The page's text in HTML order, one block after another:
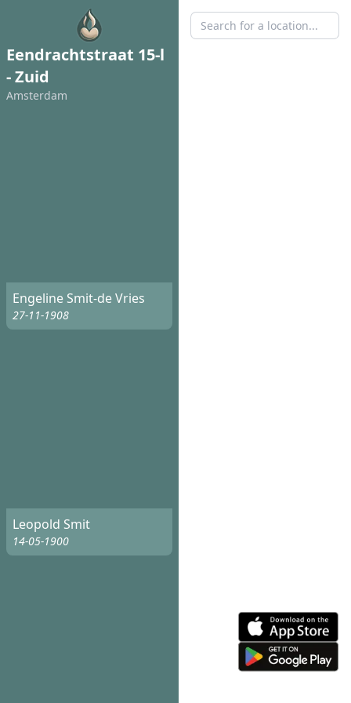
Eendrachtstraat 15-l
- Zuid
Amsterdam
Engeline Smit-de Vries
27-11-1908
Leopold Smit
14-05-1900